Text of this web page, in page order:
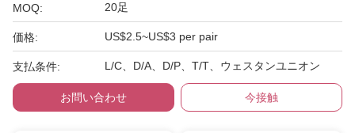
MOQ: 20足
価格: US$2.5~US$3 per pair
支払条件: L/C、D/A、D/P、T/T、ウェスタンユニオン
お問い合わせ 今接触